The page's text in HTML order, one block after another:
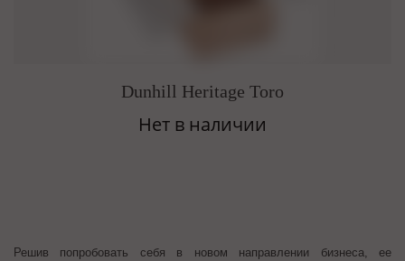
Dunhill Heritage Toro
Нет в наличии
Решив попробовать себя в новом направлении бизнеса, ее